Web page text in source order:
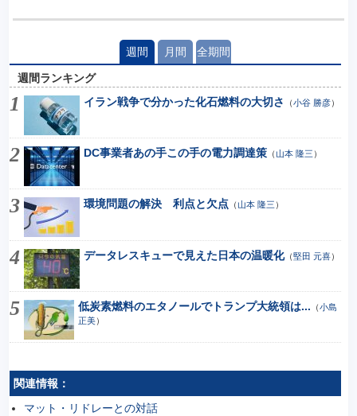
週間 月間 全期間
週間ランキング
イラン戦争で分かった化石燃料の大切さ
（小谷 勝彦）
DC事業者あの手この手の電力調達策（山本 隆三 ）
環境問題の解決 利点と欠点 （山本 隆三 ）
データレスキューで見えた日本の温暖化（堅田 元喜）
低炭素燃料のエタノールでトランプ大統領は... （小島
正美）
関連情報：
マット・リドレーとの対話